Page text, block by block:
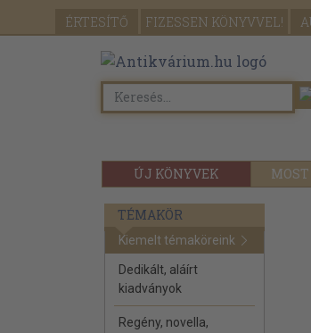
ÉRTESÍTŐ FIZESSEN KÖNYVVEL!
ÚJ KÖNYVEK
TÉMAKÖR
Kiemelt témaköreink
Dedikált, aláírt
kiadványok
Regény, novella,